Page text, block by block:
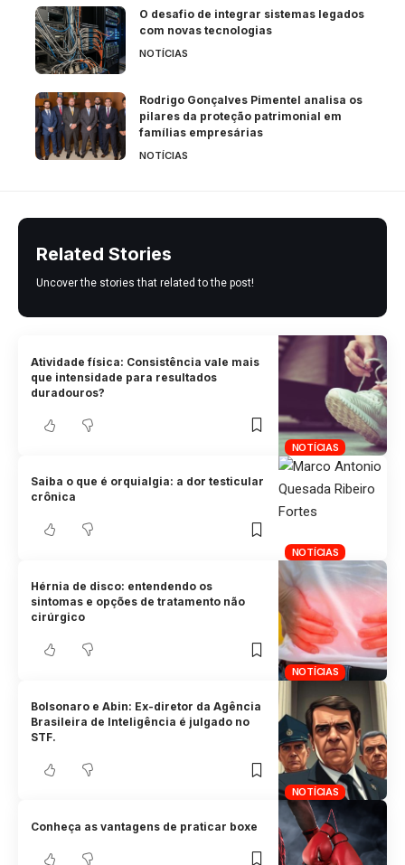
O desafio de integrar sistemas legados
com novas tecnologias
NOTÍCIAS
Rodrigo Gonçalves Pimentel analisa os
pilares da proteção patrimonial em
famílias empresárias
NOTÍCIAS
Related Stories
Uncover the stories that related to the post!
NOTÍCIAS
Atividade física: Consistência vale mais
que intensidade para resultados
duradouros?
NOTÍCIAS
Saiba o que é orquialgia: a dor testicular
crônica
NOTÍCIAS
Hérnia de disco: entendendo os
sintomas e opções de tratamento não
cirúrgico
NOTÍCIAS
Bolsonaro e Abin: Ex-diretor da Agência
Brasileira de Inteligência é julgado no
STF.
Conheça as vantagens de praticar boxe